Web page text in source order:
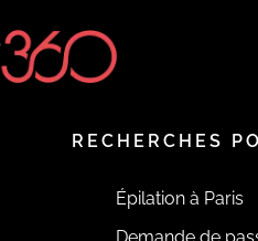
RECHERCHES
Épilation à Paris